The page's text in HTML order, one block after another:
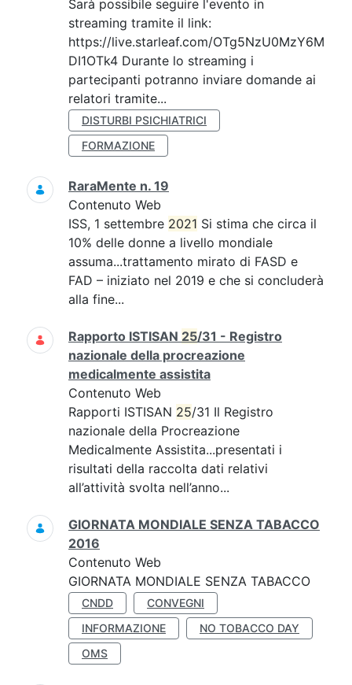
Sarà possibile seguire l'evento in
streaming tramite il link:
https://live.starleaf.com/OTg5NzU0MzY6M
DI1OTk4 Durante lo streaming i
partecipanti potranno inviare domande ai
relatori tramite...
DISTURBI PSICHIATRICI
FORMAZIONE
RaraMente n. 19
Contenuto Web
ISS, 1 settembre 2021 Si stima che circa il
10% delle donne a livello mondiale
assuma...trattamento mirato di FASD e
FAD – iniziato nel 2019 e che si concluderà
alla fine...
Rapporto ISTISAN 25/31 - Registro
nazionale della procreazione
medicalmente assistita
Contenuto Web
Rapporti ISTISAN 25/31 Il Registro
nazionale della Procreazione
Medicalmente Assistita...presentati i
risultati della raccolta dati relativi
all’attività svolta nell’anno...
GIORNATA MONDIALE SENZA TABACCO
2016
Contenuto Web
GIORNATA MONDIALE SENZA TABACCO
CNDD
CONVEGNI
INFORMAZIONE
NO TOBACCO DAY
OMS